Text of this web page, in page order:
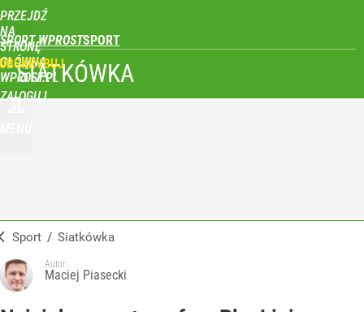
PRZEJDŹ
NA
STRONĘ
GŁÓWNĄ
WPROST.PL
SPORT WPROST
ZALOGUJ
SIATKÓWKA
Sport / Siatkówka
Autor:
Maciej Piasecki